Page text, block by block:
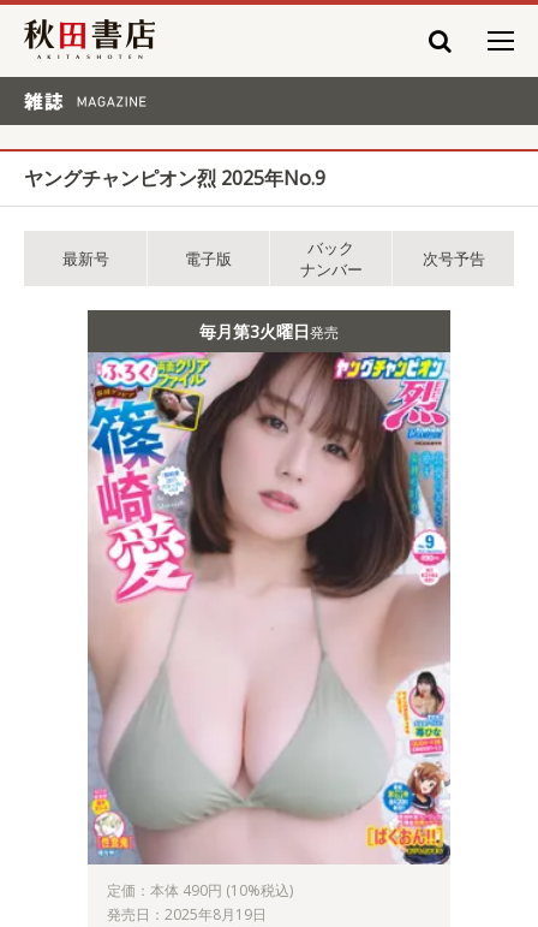
秋田書店
ヤングチャンピオン烈 2025年No.9
最新号 電子版
バック
ナンバー
次号予告
毎月第3火曜日発売
定価：本体 490円 (10%税込)
発売日：2025年8月19日